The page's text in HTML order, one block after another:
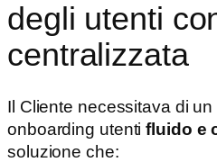
degli utenti
centralizzata
Il Cliente necessitava di
onboarding utentifluido e
soluzione che: